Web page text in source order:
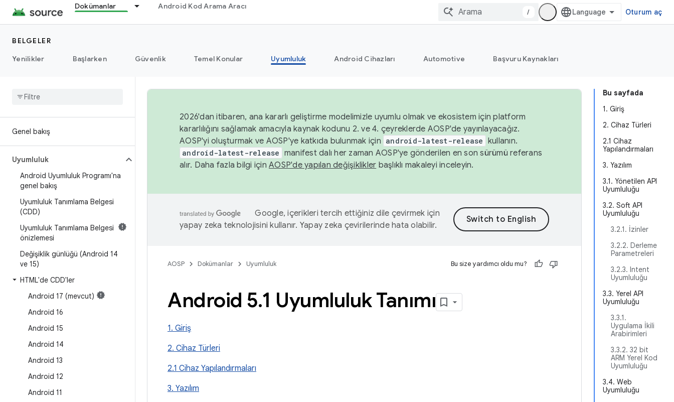
Dokümanlar Android Kod Arama Aracı
/ Oturum aç
BELGELER
Yenilikler
Başlarken Güvenlik Temel Konular Uyumluluk Android Cihazları Automotive Başvuru Kaynakları
Genel bakış
Uyumluluk
Android Uyumluluk Programı'na
genel bakış
Uyumluluk Tanımlama Belgesi
(CDD)
Uyumluluk Tanımlama Belgesi
önizlemesi
Değişiklik günlüğü (Android 14
ve 15)
HTML'de CDD'ler
Android 17 (mevcut)
Android 16
Android 15
Android 14
Android 13
Android 12
Android 11
Bu sayfada
1. Giriş
2. Cihaz Türleri
2.1 Cihaz
Yapılandırmaları
3. Yazılım
3.1. Yönetilen API
Uyumluluğu
3.2. Soft API
Uyumluluğu
3.2.1. İzinler
3.2.2. Derleme
Parametreleri
3.2.3. Intent
Uyumluluğu
3.3. Yerel API
Uyumluluğu
3.3.1.
Uygulama İkili
Arabirimleri
3.3.2. 32 bit
ARM Yerel Kod
Uyumluluğu
3.4. Web
Uyumluluğu
2026'dan itibaren, ana kararlı geliştirme modelimizle uyumlu olmak ve ekosistem için platform
kararlılığını sağlamak amacıyla kaynak kodunu 2. ve 4. çeyreklerde AOSP'de yayınlayacağız.
AOSP'yi oluşturmak ve AOSP'ye katkıda bulunmak için android-latest-release kullanın.
android-latest-release manifest dalı her zaman AOSP'ye gönderilen en son sürümü referans
alır. Daha fazla bilgi için AOSP'de yapılan değişiklikler başlıklı makaleyi inceleyin.
Google, içerikleri tercih ettiğiniz dile çevirmek için
yapay zeka teknolojisini kullanır. Yapay zeka çevirilerinde hata olabilir.
AOSP Dokümanlar Uyumluluk Bu size yardımcı oldu mu?
Android 5.1 Uyumluluk Tanımı
1. Giriş
2. Cihaz Türleri
2.1 Cihaz Yapılandırmaları
3. Yazılım